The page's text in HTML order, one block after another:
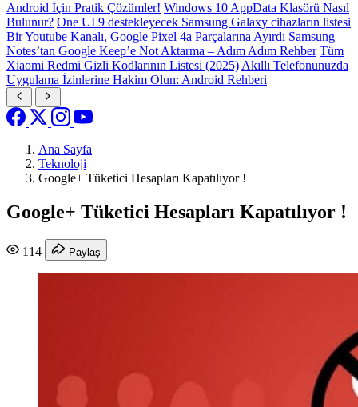
Android İçin Pratik Çözümler! Windows 10 AppData Klasörü Nasıl
Bulunur? One UI 9 destekleyecek Samsung Galaxy cihazların listesi
Bir Youtube Kanalı, Google Pixel 4a Parçalarına Ayırdı Samsung
Notes’tan Google Keep’e Not Aktarma – Adım Adım Rehber Tüm
Xiaomi Redmi Gizli Kodlarının Listesi (2025) Akıllı Telefonunuzda
Uygulama İzinlerine Hakim Olun: Android Rehberi
Ana Sayfa
Teknoloji
Google+ Tüketici Hesapları Kapatılıyor !
Google+ Tüketici Hesapları Kapatılıyor !
114 Paylaş